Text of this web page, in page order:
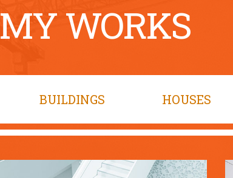
MY WORKS
BUILDINGS HOUSES